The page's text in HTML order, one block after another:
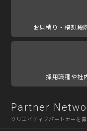
お見積り・構想段
採用職種や社
Partner
クリエイティブパートナーを募